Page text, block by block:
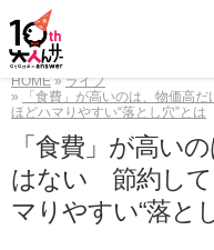
HOME
ライフ
「食費」が高いのは、物価高
ほどハマりやすい“落とし穴”とは
「食費」が高い
はない 節約して
マりやすい“落と